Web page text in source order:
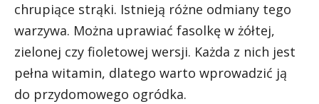
chrupiące strąki. Istnieją różne odmiany tego
warzywa. Można uprawiać fasolkę w żółtej,
zielonej czy fioletowej wersji. Każda z nich jest
pełna witamin, dlatego warto wprowadzić ją
do przydomowego ogródka.